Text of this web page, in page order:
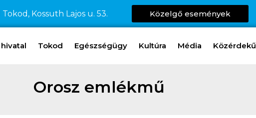
Tokod, Kossuth Lajos u. 53. Közelgő események
Tokod Egészségügy Kultúra Média Közérdekű
Orosz emlékmű